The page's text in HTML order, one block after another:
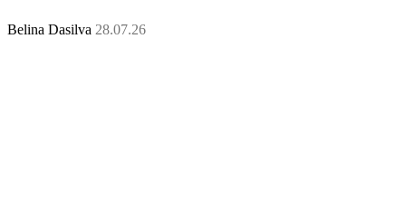
Belina Dasilva 28.07.26